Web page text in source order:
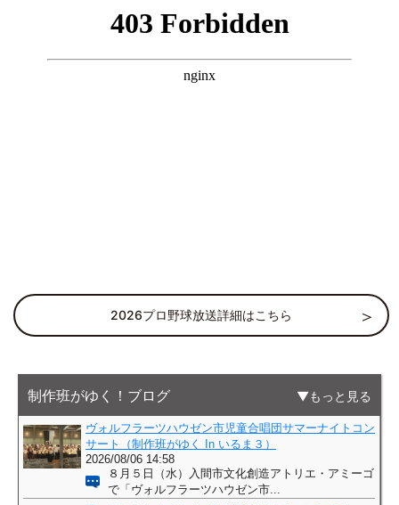
2026プロ野球放送詳細はこちら
制作班がゆく！ブログ もっと見る